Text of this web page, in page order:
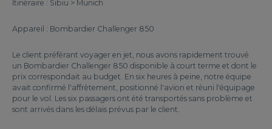
Itinéraire : Sibiu > Munich
Appareil : Bombardier Challenger 850
Le client préférant voyager en jet, nous avons rapidement trouvé
un Bombardier Challenger 850 disponible à court terme et dont le
prix correspondait au budget. En six heures à peine, notre équipe
avait confirmé l'affrètement, positionné l'avion et réuni l'équipage
pour le vol. Les six passagers ont été transportés sans problème et
sont arrivés dans les délais prévus par le client.